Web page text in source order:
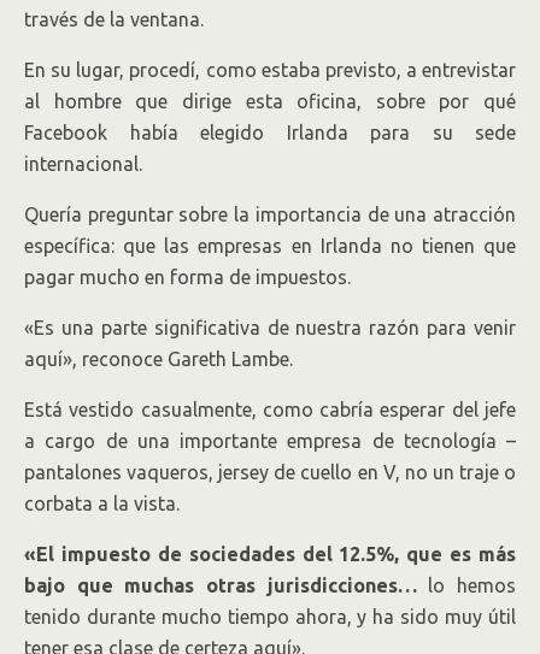
través de la ventana.
En su lugar, procedí, como estaba previsto, a entrevistar
al hombre que dirige esta oficina, sobre por qué
Facebook había elegido Irlanda para su sede
internacional.
Quería preguntar sobre la importancia de una atracción
específica: que las empresas en Irlanda no tienen que
pagar mucho en forma de impuestos.
«Es una parte significativa de nuestra razón para venir
aquí», reconoce Gareth Lambe.
Está vestido casualmente, como cabría esperar del jefe
a cargo de una importante empresa de tecnología –
pantalones vaqueros, jersey de cuello en V, no un traje o
corbata a la vista.
«El impuesto de sociedades del 12.5%, que es más
bajo que muchas otras jurisdicciones…lo hemos
tenido durante mucho tiempo ahora, y ha sido muy útil
tener esa clase de certeza aquí».